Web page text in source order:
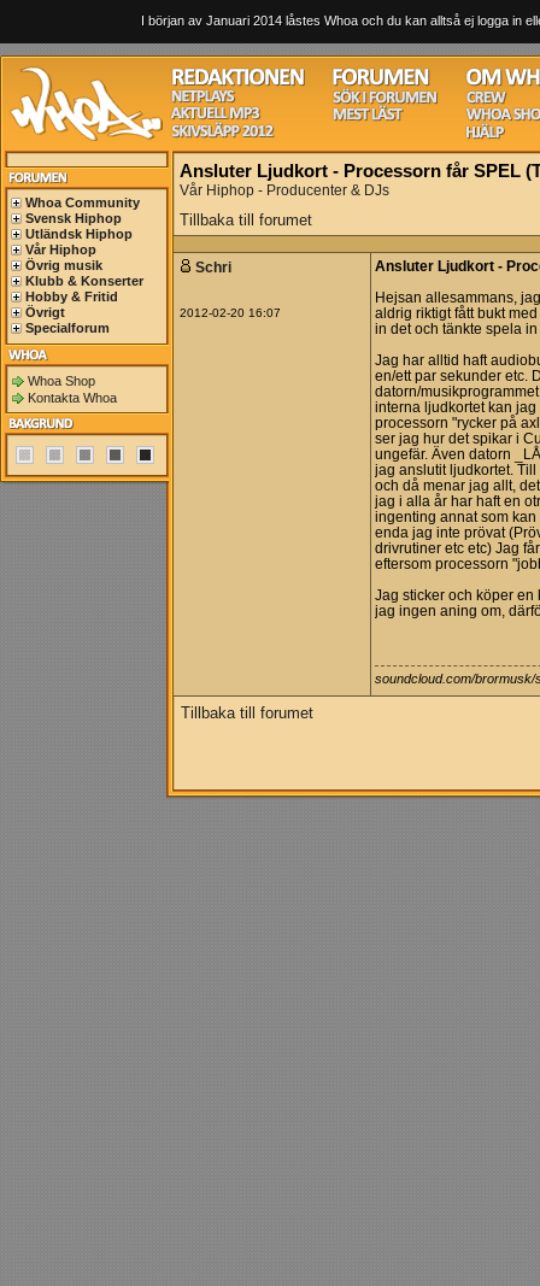
I början av Januari 2014 låstes Whoa och du kan alltså ej logga in
Whoa Community
Svensk Hiphop
Utländsk Hiphop
Vår Hiphop
Övrig musik
Klubb & Konserter
Hobby & Fritid
Övrigt
Specialforum
Whoa Shop
Kontakta Whoa
Ansluter Ljudkort - Processorn får SPEL
Vår Hiphop - Producenter & DJs
Tillbaka till forumet
Schri
2012-02-20 16:07
Ansluter Ljudkort -
Hejsan allesammans,
aldrig riktigt fått bukt
in det och tänkte spela
Jag har alltid haft
en/ett par sekunder etc.
datorn/
interna ljudkortet kan
processorn "rycker på
ser jag hur det spikar i
ungefär. Även datorn
jag anslutit ljudkortet.
och då menar jag allt,
jag i alla år har haft en
ingenting annat som
enda jag inte prövat
drivrutiner etc etc) Jag
eftersom processorn
Jag sticker och köper en
jag ingen aning om,
soundcloud.com/brormusk/
Tillbaka till forumet